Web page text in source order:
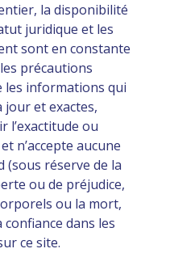
la disponibilité
juridique et les
sont en constante
précautions
les informations qui
et exactes,
l’exactitude ou
n’accepte aucune
(sous réserve de la
ou de préjudice,
ou la mort,
dans les
ce site.